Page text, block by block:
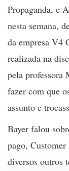
Propaganda, e
nesta semana,
da empresa V4
realizada na
pela professora
fazer com que
assunto e
Bayer falou
pago,
diversos outros